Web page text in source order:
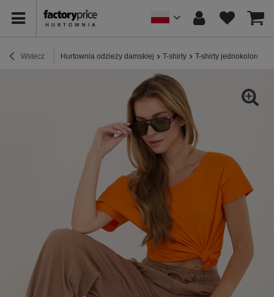
Wstecz Hurtownia odzieży damskiej T-shirty T-shirty jednokolorowe